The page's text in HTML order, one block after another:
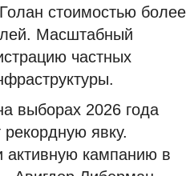
стоимостью более
Масштабный
частных
выборах 2026 года
явку.
активную кампанию в